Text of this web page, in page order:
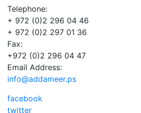
Telephone:
+ 972 (0)2 296 04 46
+ 972 (0)2 297 01 36
Fax:
+972 (0)2 296 04 47
Email Address:
info@addameer.ps
facebook
twitter